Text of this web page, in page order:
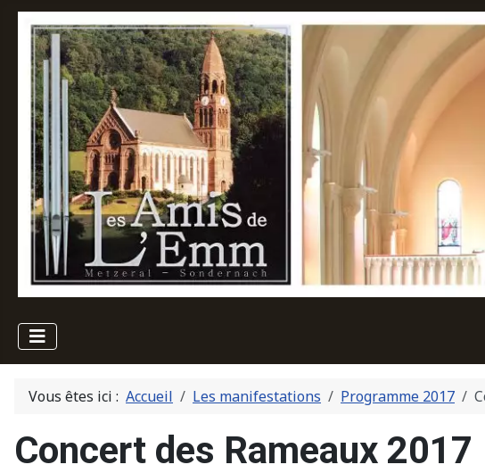
Vous êtes ici : Accueil Les manifestations Programme 2017
Concert des Rameaux 2017